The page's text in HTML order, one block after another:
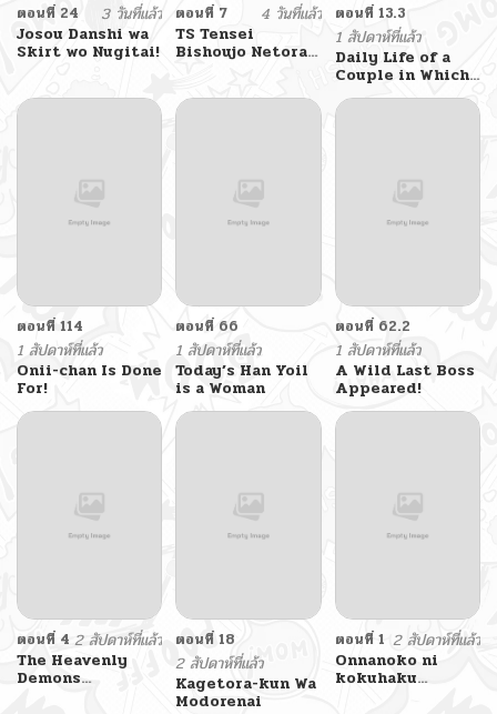
ตอนที่ 24
3 วันที่แล้ว
Josou Danshi wa
Skirt wo Nugitai!
ตอนที่ 7
4 วันที่แล้ว
TS Tensei
Bishoujo Netora
ตอนที่ 13.3
1 สัปดาห์ที่แล้ว
Daily Life of a
Couple in Which
the Boyfriend
Became a Girl
ตอนที่ 114
1 สัปดาห์ที่แล้ว
Onii-chan Is Done
For!
ตอนที่ 66
1 สัปดาห์ที่แล้ว
Today’s Han Yoil
is a Woman
ตอนที่ 62.2
1 สัปดาห์ที่แล้ว
A Wild Last Boss
Appeared!
ตอนที่ 4 2 สัปดาห์ที่แล้ว
The Heavenly
Demons
ตอนที่ 18
2 สัปดาห์ที่แล้ว
Kagetora-kun Wa
Modorenai
ตอนที่ 1 2 สัปดาห์ที่แล้ว
Onnanoko ni
kokuhaku